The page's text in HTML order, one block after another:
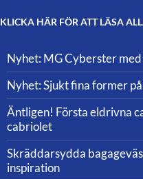
KLICKA HÄR FÖR ATT LÄSA
Nyhet: MG Cyberster
Nyhet: Sjukt fina former
Äntligen! Första eldrivna
cabriolet
Skräddarsydda
inspiration